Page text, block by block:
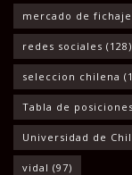
mercado de
redes sociales (128)
seleccion chilena
Tabla de posiciones
Universidad de
vidal (97)